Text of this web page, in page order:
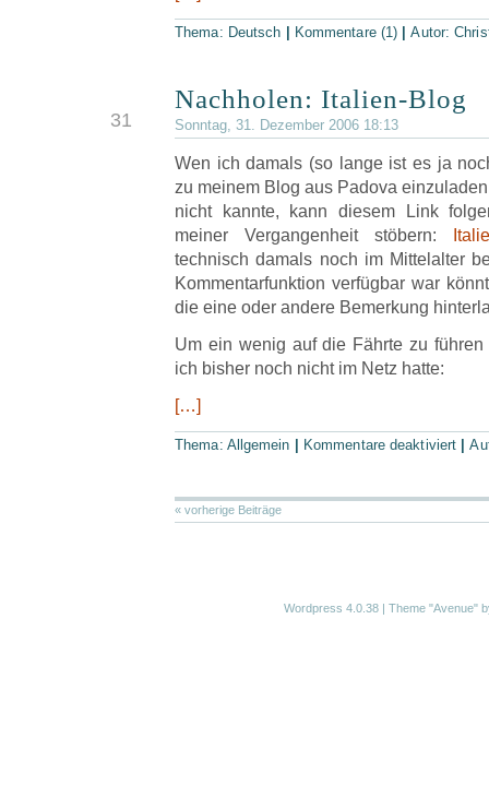
Thema: Deutsch Kommentare (1) |Autor:
31
Nachholen: Italien-Blog
Sonntag, 31. Dezember 2006 18:13
Wen ich damals (so lange ist es ja
zu meinem Blog aus Padova
nicht kannte, kann diesem Link
meiner Vergangenheit stöbern:
technisch damals noch im Mittelalter
Kommentarfunktion verfügbar war
die eine oder andere Bemerkung
Um ein wenig auf die Fährte zu
ich bisher noch nicht im Netz hatte:
[…]
Thema: Allgemein Kommentare deaktiviert |
« vorherige Beiträge
Wordpress 4.0.38 | Theme "Avenue"